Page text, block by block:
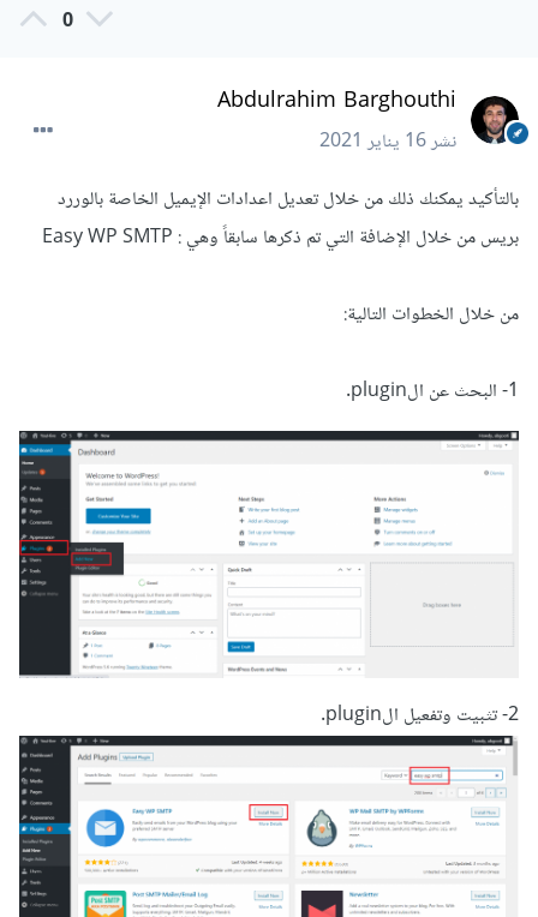
0
Abdulrahim Barghouthi
نشر16 يناير 2021
بالتأكيد يمكنك ذلك من خلال تعديل اعدادات الإيميل الخاصة بالوررد
بريس من خلال الإضافة التي تم ذكرها سابقاً وهي : Easy WP SMTP
من خلال الخطوات التالية:
1- البحث عن الplugin.
2- تثبيت وتفعيل الplugin.